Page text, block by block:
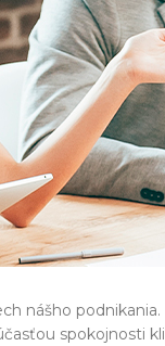
nášho
spokojnosti